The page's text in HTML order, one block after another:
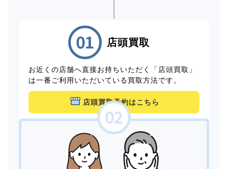
店頭買取
お近くの店舗へ直接お持ちいただく「店頭買取」
は一番ご利用いただいている買取方法です。
店頭買取予約はこちら